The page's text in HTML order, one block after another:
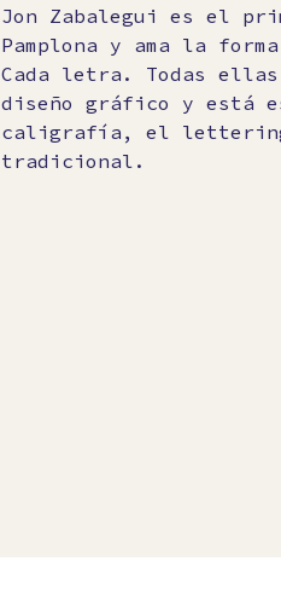
Jon Zabalegui es el
Pamplona y ama la
Cada letra. Todas
diseño gráfico y está
caligrafía, el
tradicional.